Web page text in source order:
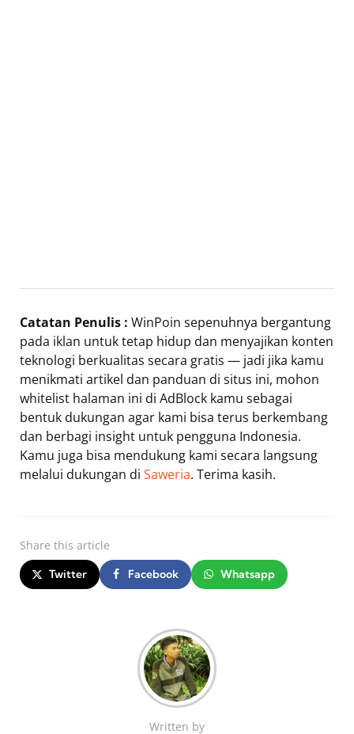
Catatan Penulis : WinPoin sepenuhnya bergantung
pada iklan untuk tetap hidup dan menyajikan konten
teknologi berkualitas secara gratis — jadi jika kamu
menikmati artikel dan panduan di situs ini, mohon
whitelist halaman ini di AdBlock kamu sebagai
bentuk dukungan agar kami bisa terus berkembang
dan berbagi insight untuk pengguna Indonesia.
Kamu juga bisa mendukung kami secara langsung
melalui dukungan di Saweria. Terima kasih.
Share this article
Twitter Facebook Whatsapp
Written by